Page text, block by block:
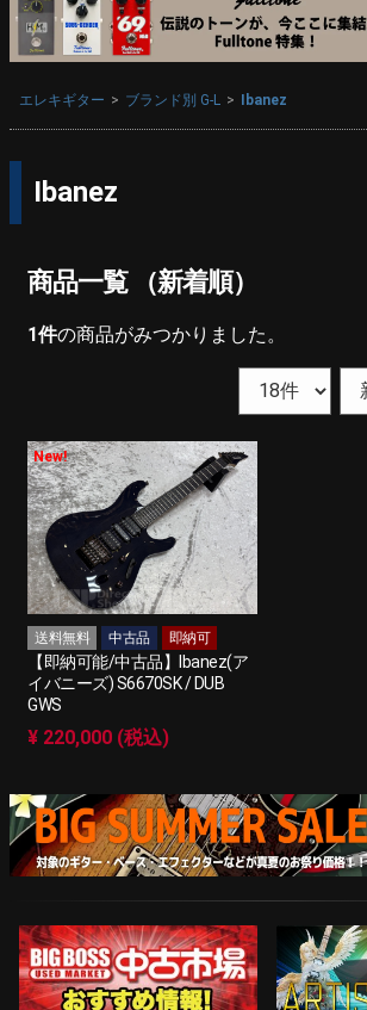
エレキギター ブランド別 G-L Ibanez
Ibanez
商品一覧 （新着順）
1件の商品がみつかりました。
New!
送料無料 中古品 即納可
【即納可能/中古品】Ibanez(ア
イバニーズ) S6670SK / DUB
GWS
¥ 220,000 (税込)